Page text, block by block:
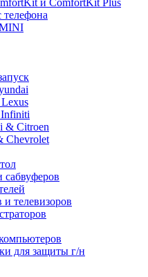
и ComfortKit Plus
телефона
Infiniti
& Citroen
Chevrolet
сабвуферов
телевизоров
для защиты г/н